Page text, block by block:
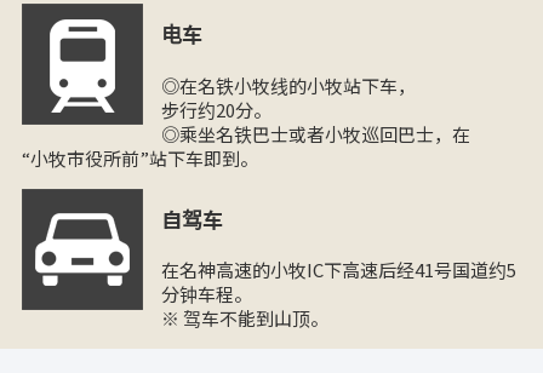
电车
◎在名铁小牧线的小牧站下车，
步行约20分。
◎乘坐名铁巴士或者小牧巡回巴士，在
“小牧市役所前”站下车即到。
自驾车
在名神高速的小牧IC下高速后经41号国道约5
分钟车程。
※ 驾车不能到山顶。